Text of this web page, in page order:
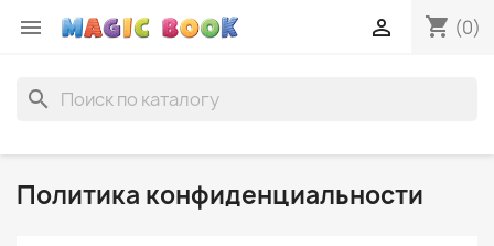
 shopping_cart (0)

search
Политика конфиденциальности